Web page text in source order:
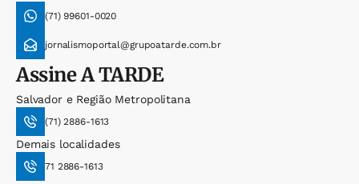
(71) 99601-0020
jornalismoportal@grupoatarde.com.br
AssineA TARDE
Salvador e Região Metropolitana
(71) 2886-1613
Demais localidades
71 2886-1613